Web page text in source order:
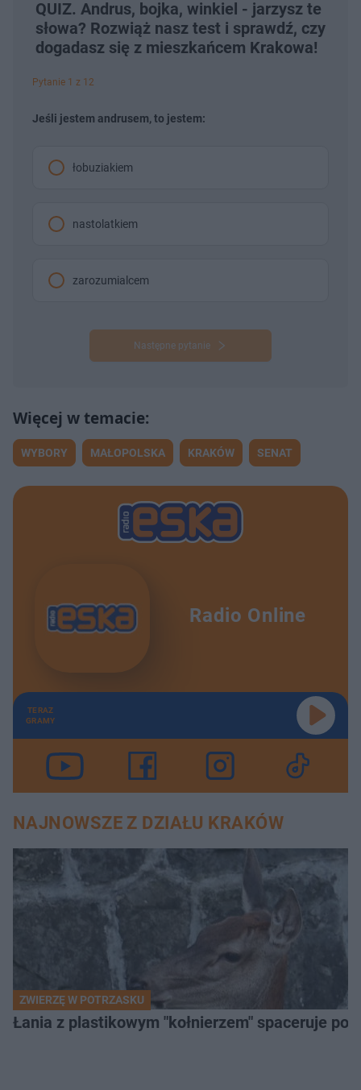
QUIZ. Andrus, bojka, winkiel - jarzysz te
słowa? Rozwiąż nasz test i sprawdź, czy
dogadasz się z mieszkańcem Krakowa!
Pytanie 1 z 12
Jeśli jestem andrusem, to jestem:
łobuziakiem
nastolatkiem
zarozumialcem
Następne pytanie
WYBORY MAŁOPOLSKA KRAKÓW SENAT
Radio Online
TERAZ
GRAMY
NAJNOWSZE Z DZIAŁU KRAKÓW
ZWIERZĘ W POTRZASKU
Łania z plastikowym "kołnierzem" spaceruje po